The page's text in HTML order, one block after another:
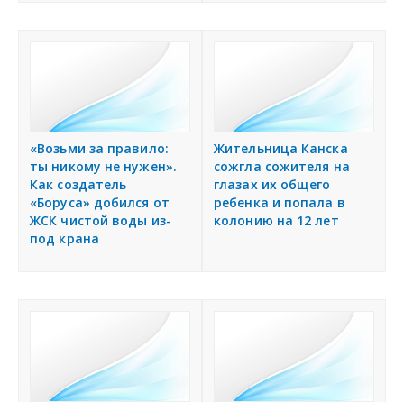
«Возьми за правило:
ты никому не нужен».
Как создатель
«Боруса» добился от
ЖСК чистой воды из-
под крана
Жительница Канска
сожгла сожителя на
глазах их общего
ребенка и попала в
колонию на 12 лет